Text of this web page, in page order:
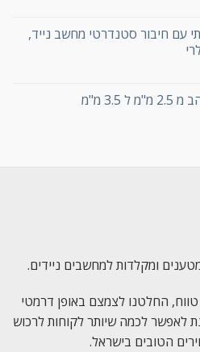
עם חיבור סטנדרטי מחשב נייד,
3.5 מ"מ
ומקלדות למחשבים ניידים.
החלטנו לצמצם באופן דרמטי
לאפשר לכמה שיותר לקוחות לרכוש
הטובים בישראל.